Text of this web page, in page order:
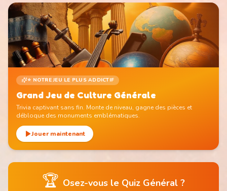
⭐ NOTRE JEU LE PLUS ADDICTIF
Grand Jeu de Culture Générale
Trivia captivant sans fin. Monte de niveau, gagne des pièces et
débloque des monuments emblématiques.
Jouer maintenant
🏆 Osez-vous le Quiz Général ?